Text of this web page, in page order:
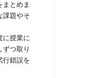
とめま
課題やそ
授業に
つ取り
行錯誤を